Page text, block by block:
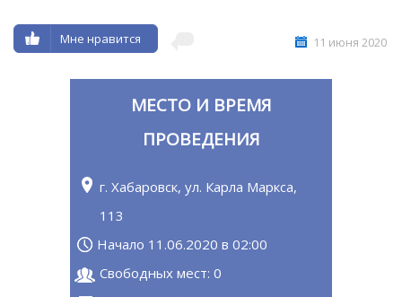
Мне нравится 11 июня 2020
МЕСТО И ВРЕМЯ
ПРОВЕДЕНИЯ
г. Хабаровск, ул. Карла Маркса,
113
Начало 11.06.2020 в 02:00
Свободных мест: 0